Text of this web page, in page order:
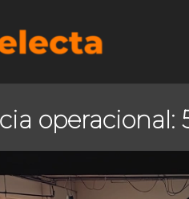
operacional: